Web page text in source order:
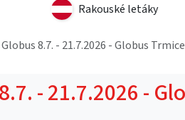
Rakouské letáky
8.7. - 21.7.2026 - Globus
- 21.7.2026 -